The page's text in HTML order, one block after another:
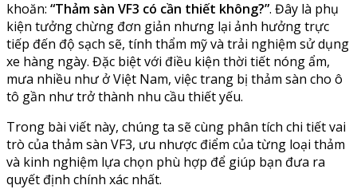
khoăn: “Thảm sàn VF3 có cần thiết không?”. Đây là phụ
kiện tưởng chừng đơn giản nhưng lại ảnh hưởng trực
tiếp đến độ sạch sẽ, tính thẩm mỹ và trải nghiệm sử dụng
xe hàng ngày. Đặc biệt với điều kiện thời tiết nóng ẩm,
mưa nhiều như ở Việt Nam, việc trang bị thảm sàn cho ô
tô gần như trở thành nhu cầu thiết yếu.
Trong bài viết này, chúng ta sẽ cùng phân tích chi tiết vai
trò của thảm sàn VF3, ưu nhược điểm của từng loại thảm
và kinh nghiệm lựa chọn phù hợp để giúp bạn đưa ra
quyết định chính xác nhất.